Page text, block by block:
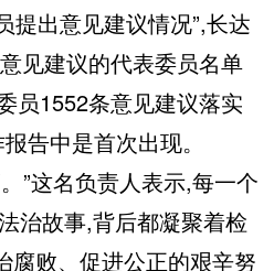
提出意见建议情况”,长达
见建议的代表委员名单
员1552条意见建议落实
告中是首次出现。
这名负责人表示,每一个
治故事,背后都凝聚着检
腐败、促进公正的艰辛努